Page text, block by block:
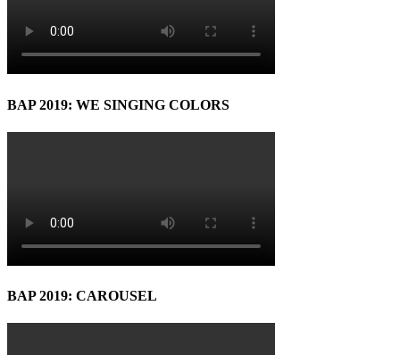
BAP 2019: WE SINGING COLORS
BAP 2019: CAROUSEL